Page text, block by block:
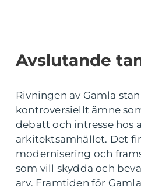
Avslutande
Rivningen av Gamla
kontroversiellt ämne
debatt och intresse hos
arkitektsamhället. Det
modernisering och
som vill skydda och
arv. Framtiden för